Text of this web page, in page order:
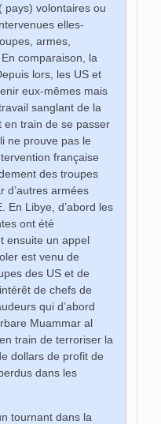
pays) volontaires ou
elles-
armes,
comparaison, la
lors, les US et
eux-mêmes mais
sanglant de la
en train de se passer
ne prouve pas le
française
des troupes
d’autres armées
En Libye, d’abord les
ont été
ensuite un appel
est venu de
des US et de
de chefs de
qui d’abord
Muammar al
train de terroriser la
dollars de profit de
dans les
tournant dans la